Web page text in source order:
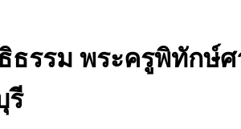
ธรรม พระครูพิทักษ์
รี